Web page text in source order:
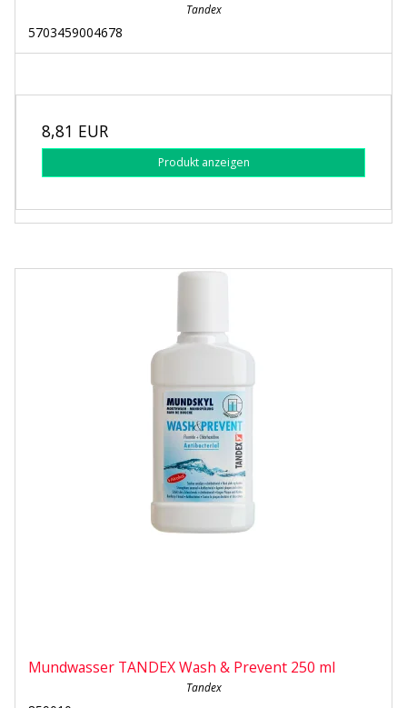
Tandex
5703459004678
8,81 EUR
Produkt anzeigen
Mundwasser TANDEX Wash & Prevent 250 ml
Tandex